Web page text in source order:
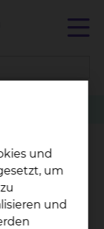
und
um
und